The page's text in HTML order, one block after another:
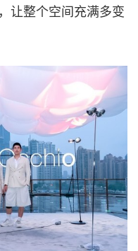
让整个空间充满多变